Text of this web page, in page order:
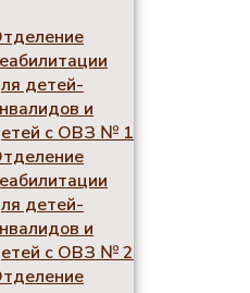
детей-
и
с ОВЗ № 1
детей-
и
с ОВЗ № 2